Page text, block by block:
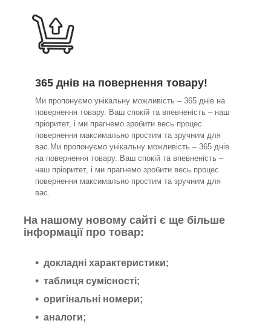
365 днів на повернення товару!
Ми пропонуємо унікальну можливість – 365 днів на
повернення товару. Ваш спокій та впевненість – наш
пріоритет, і ми прагнемо зробити весь процес
повернення максимально простим та зручним для
вас.Ми пропонуємо унікальну можливість – 365 днів
на повернення товару. Ваш спокій та впевненість –
наш пріоритет, і ми прагнемо зробити весь процес
повернення максимально простим та зручним для
вас.
На нашому новому сайті є ще більше
інформації про товар:
докладні характеристики;
таблиця сумісності;
оригінальні номери;
аналоги;